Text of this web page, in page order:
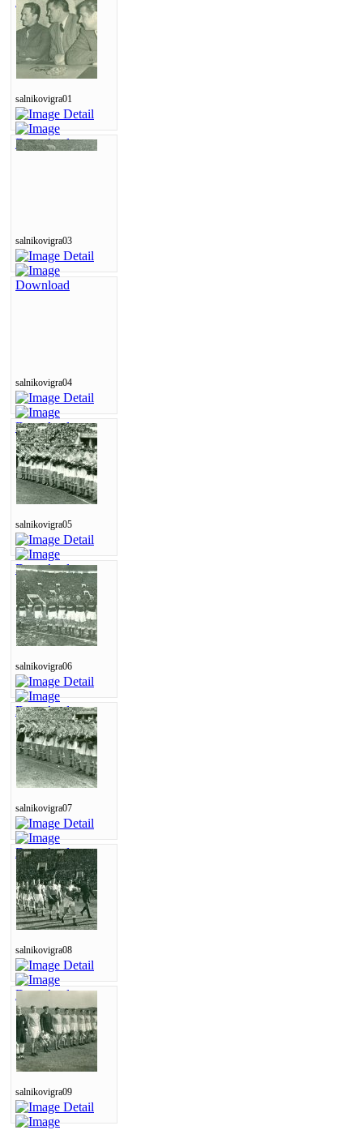
salnikovigra01
salnikovigra03
salnikovigra04
salnikovigra05
salnikovigra06
salnikovigra07
salnikovigra08
salnikovigra09